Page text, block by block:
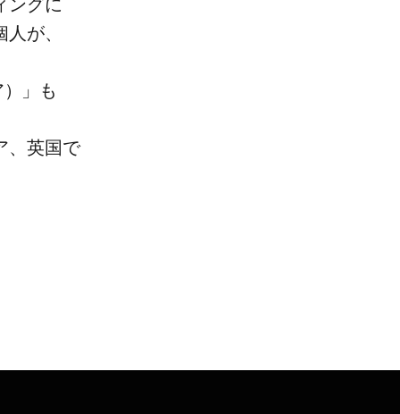
が、​
」も​
、​英国で​